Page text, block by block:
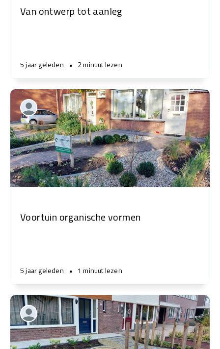
Van ontwerp tot aanleg
5 jaar geleden • 2 minuut lezen
Voortuin organische vormen
5 jaar geleden • 1 minuut lezen